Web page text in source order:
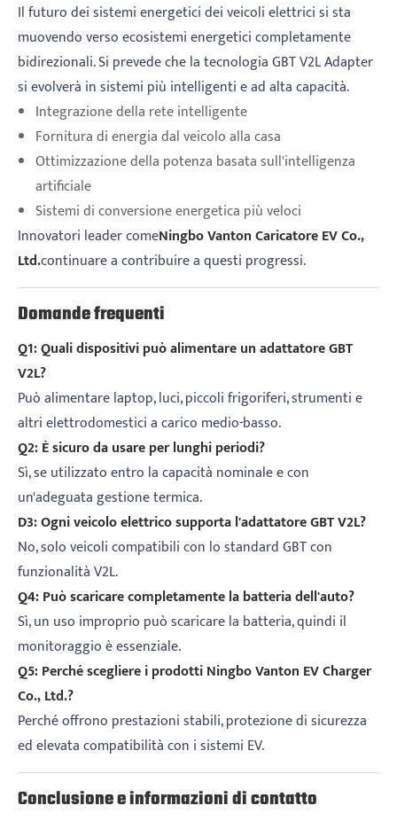
Il futuro dei sistemi energetici dei veicoli elettrici si sta
muovendo verso ecosistemi energetici completamente
bidirezionali. Si prevede che la tecnologia GBT V2L Adapter
si evolverà in sistemi più intelligenti e ad alta capacità.
Integrazione della rete intelligente
Fornitura di energia dal veicolo alla casa
Ottimizzazione della potenza basata sull'intelligenza
artificiale
Sistemi di conversione energetica più veloci
Innovatori leader comeNingbo Vanton Caricatore EV Co.,
Ltd.continuare a contribuire a questi progressi.
Domande frequenti
Q1: Quali dispositivi può alimentare un adattatore GBT
V2L?
Può alimentare laptop, luci, piccoli frigoriferi, strumenti e
altri elettrodomestici a carico medio-basso.
Q2: È sicuro da usare per lunghi periodi?
Sì, se utilizzato entro la capacità nominale e con
un'adeguata gestione termica.
D3: Ogni veicolo elettrico supporta l'adattatore GBT V2L?
No, solo veicoli compatibili con lo standard GBT con
funzionalità V2L.
Q4: Può scaricare completamente la batteria dell'auto?
Sì, un uso improprio può scaricare la batteria, quindi il
monitoraggio è essenziale.
Q5: Perché scegliere i prodotti Ningbo Vanton EV Charger
Co., Ltd.?
Perché offrono prestazioni stabili, protezione di sicurezza
ed elevata compatibilità con i sistemi EV.
Conclusione e informazioni di contatto